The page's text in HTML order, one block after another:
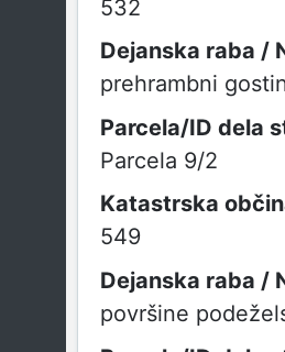
532
prehrambni
Parcela 9/2
549
površine